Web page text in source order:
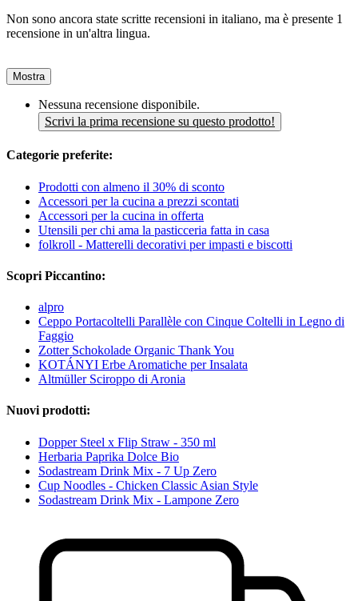
Non sono ancora state scritte recensioni in italiano, ma è presente 1
recensione in un'altra lingua.
Mostra
Nessuna recensione disponibile.
Scrivi la prima recensione su questo prodotto!
Categorie preferite:
Prodotti con almeno il 30% di sconto
Accessori per la cucina a prezzi scontati
Accessori per la cucina in offerta
Utensili per chi ama la pasticceria fatta in casa
folkroll - Matterelli decorativi per impasti e biscotti
Scopri Piccantino:
alpro
Ceppo Portacoltelli Parallèle con Cinque Coltelli in Legno di
Faggio
Zotter Schokolade Organic Thank You
KOTÁNYI Erbe Aromatiche per Insalata
Altmüller Sciroppo di Aronia
Nuovi prodotti:
Dopper Steel x Flip Straw - 350 ml
Herbaria Paprika Dolce Bio
Sodastream Drink Mix - 7 Up Zero
Cup Noodles - Chicken Classic Asian Style
Sodastream Drink Mix - Lampone Zero